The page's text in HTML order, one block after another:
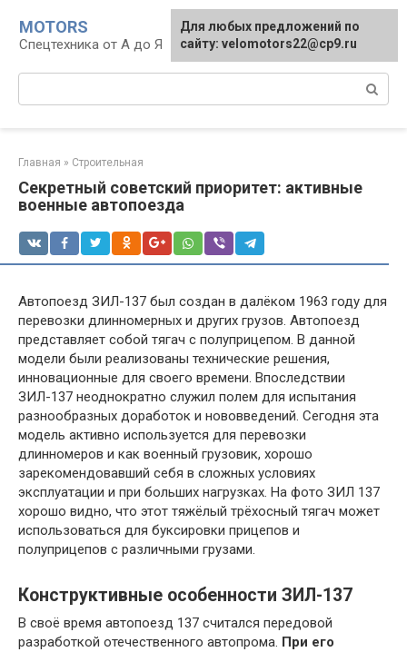
контенту
MOTORS
Спецтехника от А до Я
Главная » Строительная
Секретный советский приоритет: активные
военные автопоезда
Автопоезд ЗИЛ-137 был создан в далёком 1963 году для
перевозки длинномерных и других грузов. Автопоезд
представляет собой тягач с полуприцепом. В данной
модели были реализованы технические решения,
инновационные для своего времени. Впоследствии
ЗИЛ-137 неоднократно служил полем для испытания
разнообразных доработок и нововведений. Сегодня эта
модель активно используется для перевозки
длинномеров и как военный грузовик, хорошо
зарекомендовавший себя в сложных условиях
эксплуатации и при больших нагрузках. На фото ЗИЛ 137
хорошо видно, что этот тяжёлый трёхосный тягач может
использоваться для буксировки прицепов и
полуприцепов с различными грузами.
Конструктивные особенности ЗИЛ-137
В своё время автопоезд 137 считался передовой
разработкой отечественного автопрома. При его
Для любых предложений по
сайту: velomotors22@cp9.ru